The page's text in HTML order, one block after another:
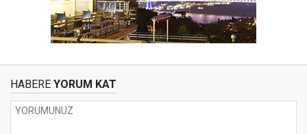
HABERE YORUM KAT